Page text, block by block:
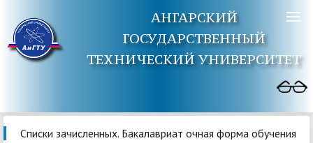
АНГАРСКИЙ
ГОСУДАРСТВЕННЫЙ
ТЕХНИЧЕСКИЙ УНИВЕРСИТЕТ
Списки зачисленных. Бакалавриат очная форма обучения